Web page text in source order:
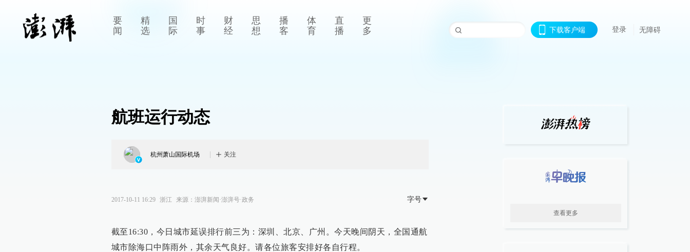
要
闻
精
选
国
际
时
事
财
经
思
想
播
客
体
育
直
播
更
多
下载客户端 登录 无障碍
航班运行动态
杭州萧山国际机场 关注
2017-10-11 16:29 浙江 来源： 澎湃新闻·澎湃号·政务 字号
截至16:30，今日城市延误排行前三为：深圳、北京、广州。今天晚间阴天，全国通航
城市除海口中阵雨外，其余天气良好。请各位旅客安排好各自行程。
查看更多